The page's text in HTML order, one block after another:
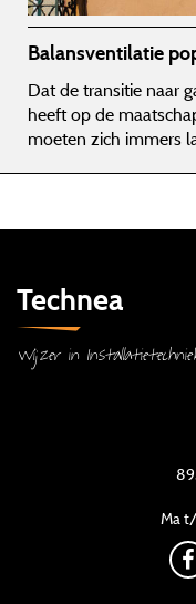
Balansventilatie
Dat de transitie naar
heeft op de
moeten zich immers
Technea
Wijzer in
Ma